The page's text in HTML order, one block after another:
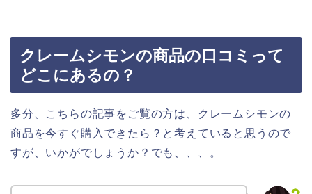
クレームシモンの商品の口コミって
どこにあるの？
多分、こちらの記事をご覧の方は、クレームシモンの
商品を今すぐ購入できたら？と考えていると思うので
すが、いかがでしょうか？でも、、、。